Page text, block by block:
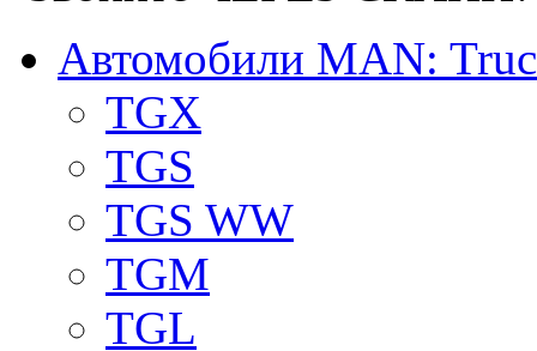
Автомобили MAN:
TGX
TGS
TGS WW
TGM
TGL